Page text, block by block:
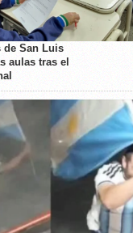
de San Luis
aulas tras el